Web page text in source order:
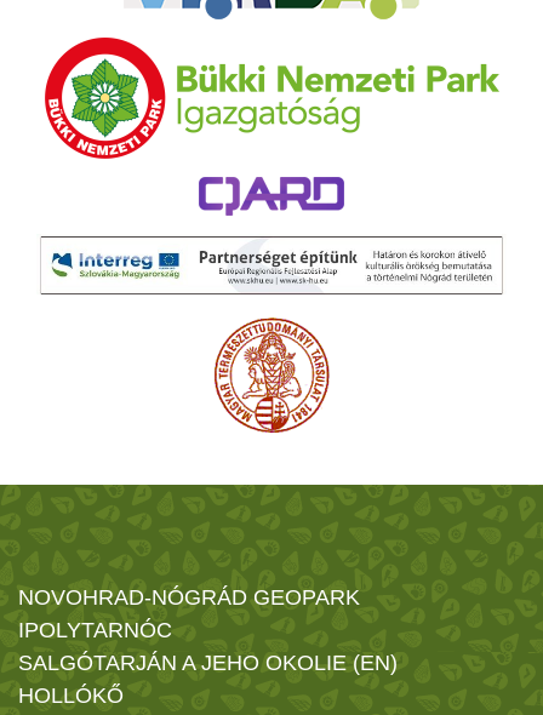
NOVOHRAD-NÓGRÁD GEOPARK
IPOLYTARNÓC
SALGÓTARJÁN A JEHO OKOLIE (EN)
HOLLÓKŐ